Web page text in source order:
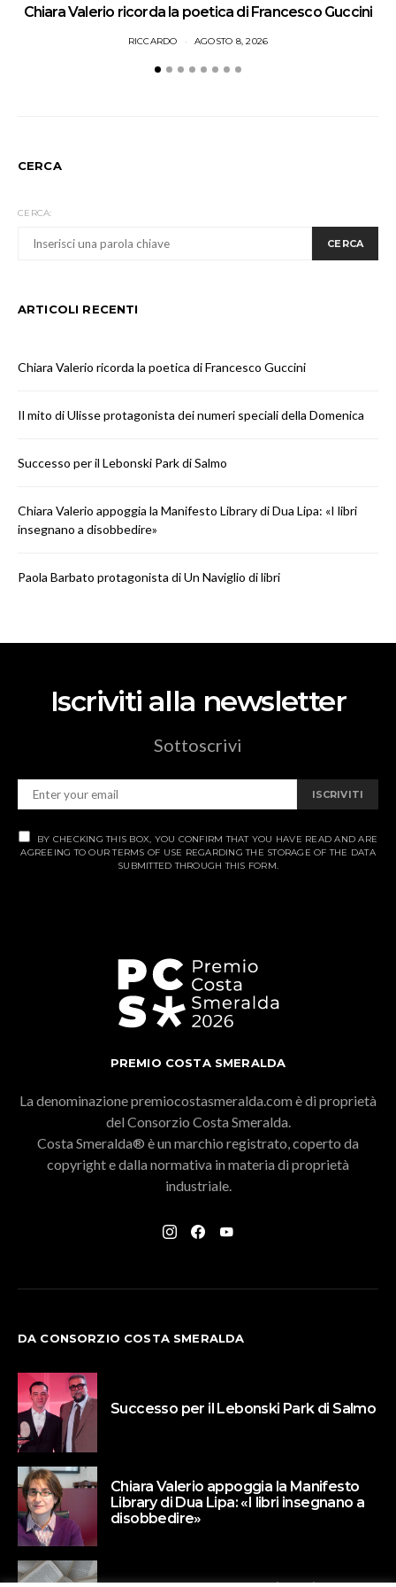
Chiara Valerio ricorda la poetica di Francesco Guccini
RICCARDO AGOSTO 8, 2026
CERCA
CERCA:
CERCA
ARTICOLI RECENTI
Chiara Valerio ricorda la poetica di Francesco Guccini
Il mito di Ulisse protagonista dei numeri speciali della Domenica
Successo per il Lebonski Park di Salmo
Chiara Valerio appoggia la Manifesto Library di Dua Lipa: «I libri
insegnano a disobbedire»
Paola Barbato protagonista di Un Naviglio di libri
Iscriviti alla newsletter
Sottoscrivi
ISCRIVITI
BY CHECKING THIS BOX, YOU CONFIRM THAT YOU HAVE READ AND ARE
AGREEING TO OUR TERMS OF USE REGARDING THE STORAGE OF THE DATA
SUBMITTED THROUGH THIS FORM.
PREMIO COSTA SMERALDA
La denominazione premiocostasmeralda.com è di proprietà
del Consorzio Costa Smeralda.
Costa Smeralda® è un marchio registrato, coperto da
copyright e dalla normativa in materia di proprietà
industriale.
DA CONSORZIO COSTA SMERALDA
Successo per il Lebonski Park di Salmo
Chiara Valerio appoggia la Manifesto
Library di Dua Lipa: «I libri insegnano a
disobbedire»